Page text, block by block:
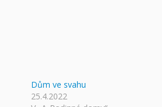
Dům ve svahu
25.4.2022